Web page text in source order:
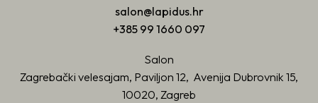
salon@lapidus.hr
+385 99 1660 097
Salon
Zagrebački velesajam, Paviljon 12, Avenija Dubrovnik 15,
10020, Zagreb